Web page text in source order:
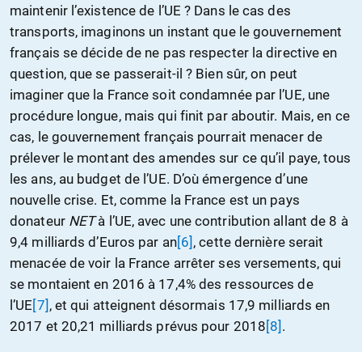
maintenir l’existence de l’UE ? Dans le cas des
transports, imaginons un instant que le gouvernement
français se décide de ne pas respecter la directive en
question, que se passerait-il ? Bien sûr, on peut
imaginer que la France soit condamnée par l’UE, une
procédure longue, mais qui finit par aboutir. Mais, en ce
cas, le gouvernement français pourrait menacer de
prélever le montant des amendes sur ce qu’il paye, tous
les ans, au budget de l’UE. D’où émergence d’une
nouvelle crise. Et, comme la France est un pays
donateur NETà l’UE, avec une contribution allant de 8 à
9,4 milliards d’Euros par an[6] , cette dernière serait
menacée de voir la France arrêter ses versements, qui
se montaient en 2016 à 17,4% des ressources de
l’UE [7] , et qui atteignent désormais 17,9 milliards en
2017 et 20,21 milliards prévus pour 2018 [8] .